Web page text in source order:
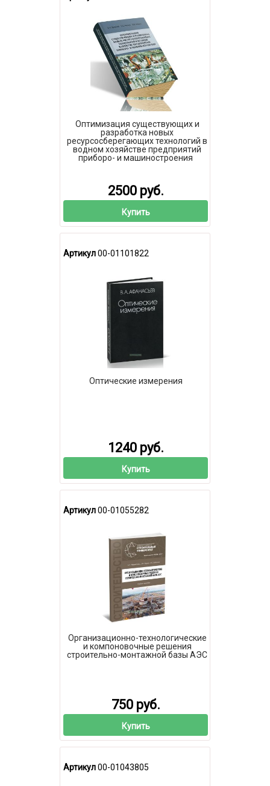
Оптимизация существующих и
разработка новых
ресурсосберегающих технологий в
водном хозяйстве предприятий
приборо- и машиностроения
2500 руб.
Купить
Артикул00-01101822
Оптические измерения
1240 руб.
Купить
Артикул00-01055282
Организационно-технологические
и компоновочные решения
строительно-монтажной базы АЭС
750 руб.
Купить
Артикул00-01043805